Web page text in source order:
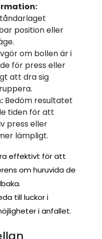
position eller
om bollen är i
för press eller
att dra sig
Bedöm resultatet
tiden för att
press eller
lämpligt.
effektivt för att
om huruvida de
till luckor i
i anfallet.